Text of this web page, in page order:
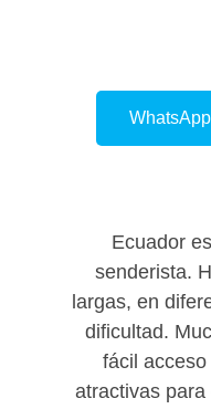
Ecuador
senderista.
largas, en
dificultad.
fácil
atractivas